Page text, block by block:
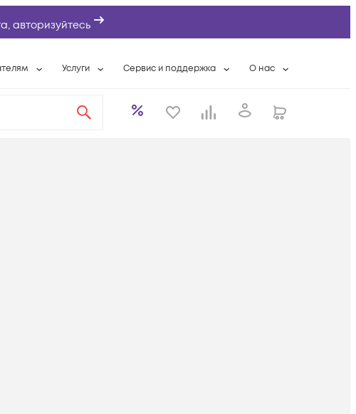
авторизуйтесь
Услуги
Расширенная гарантия
Сервис и поддержка
Разовые выездные работы
О нас
Контактная